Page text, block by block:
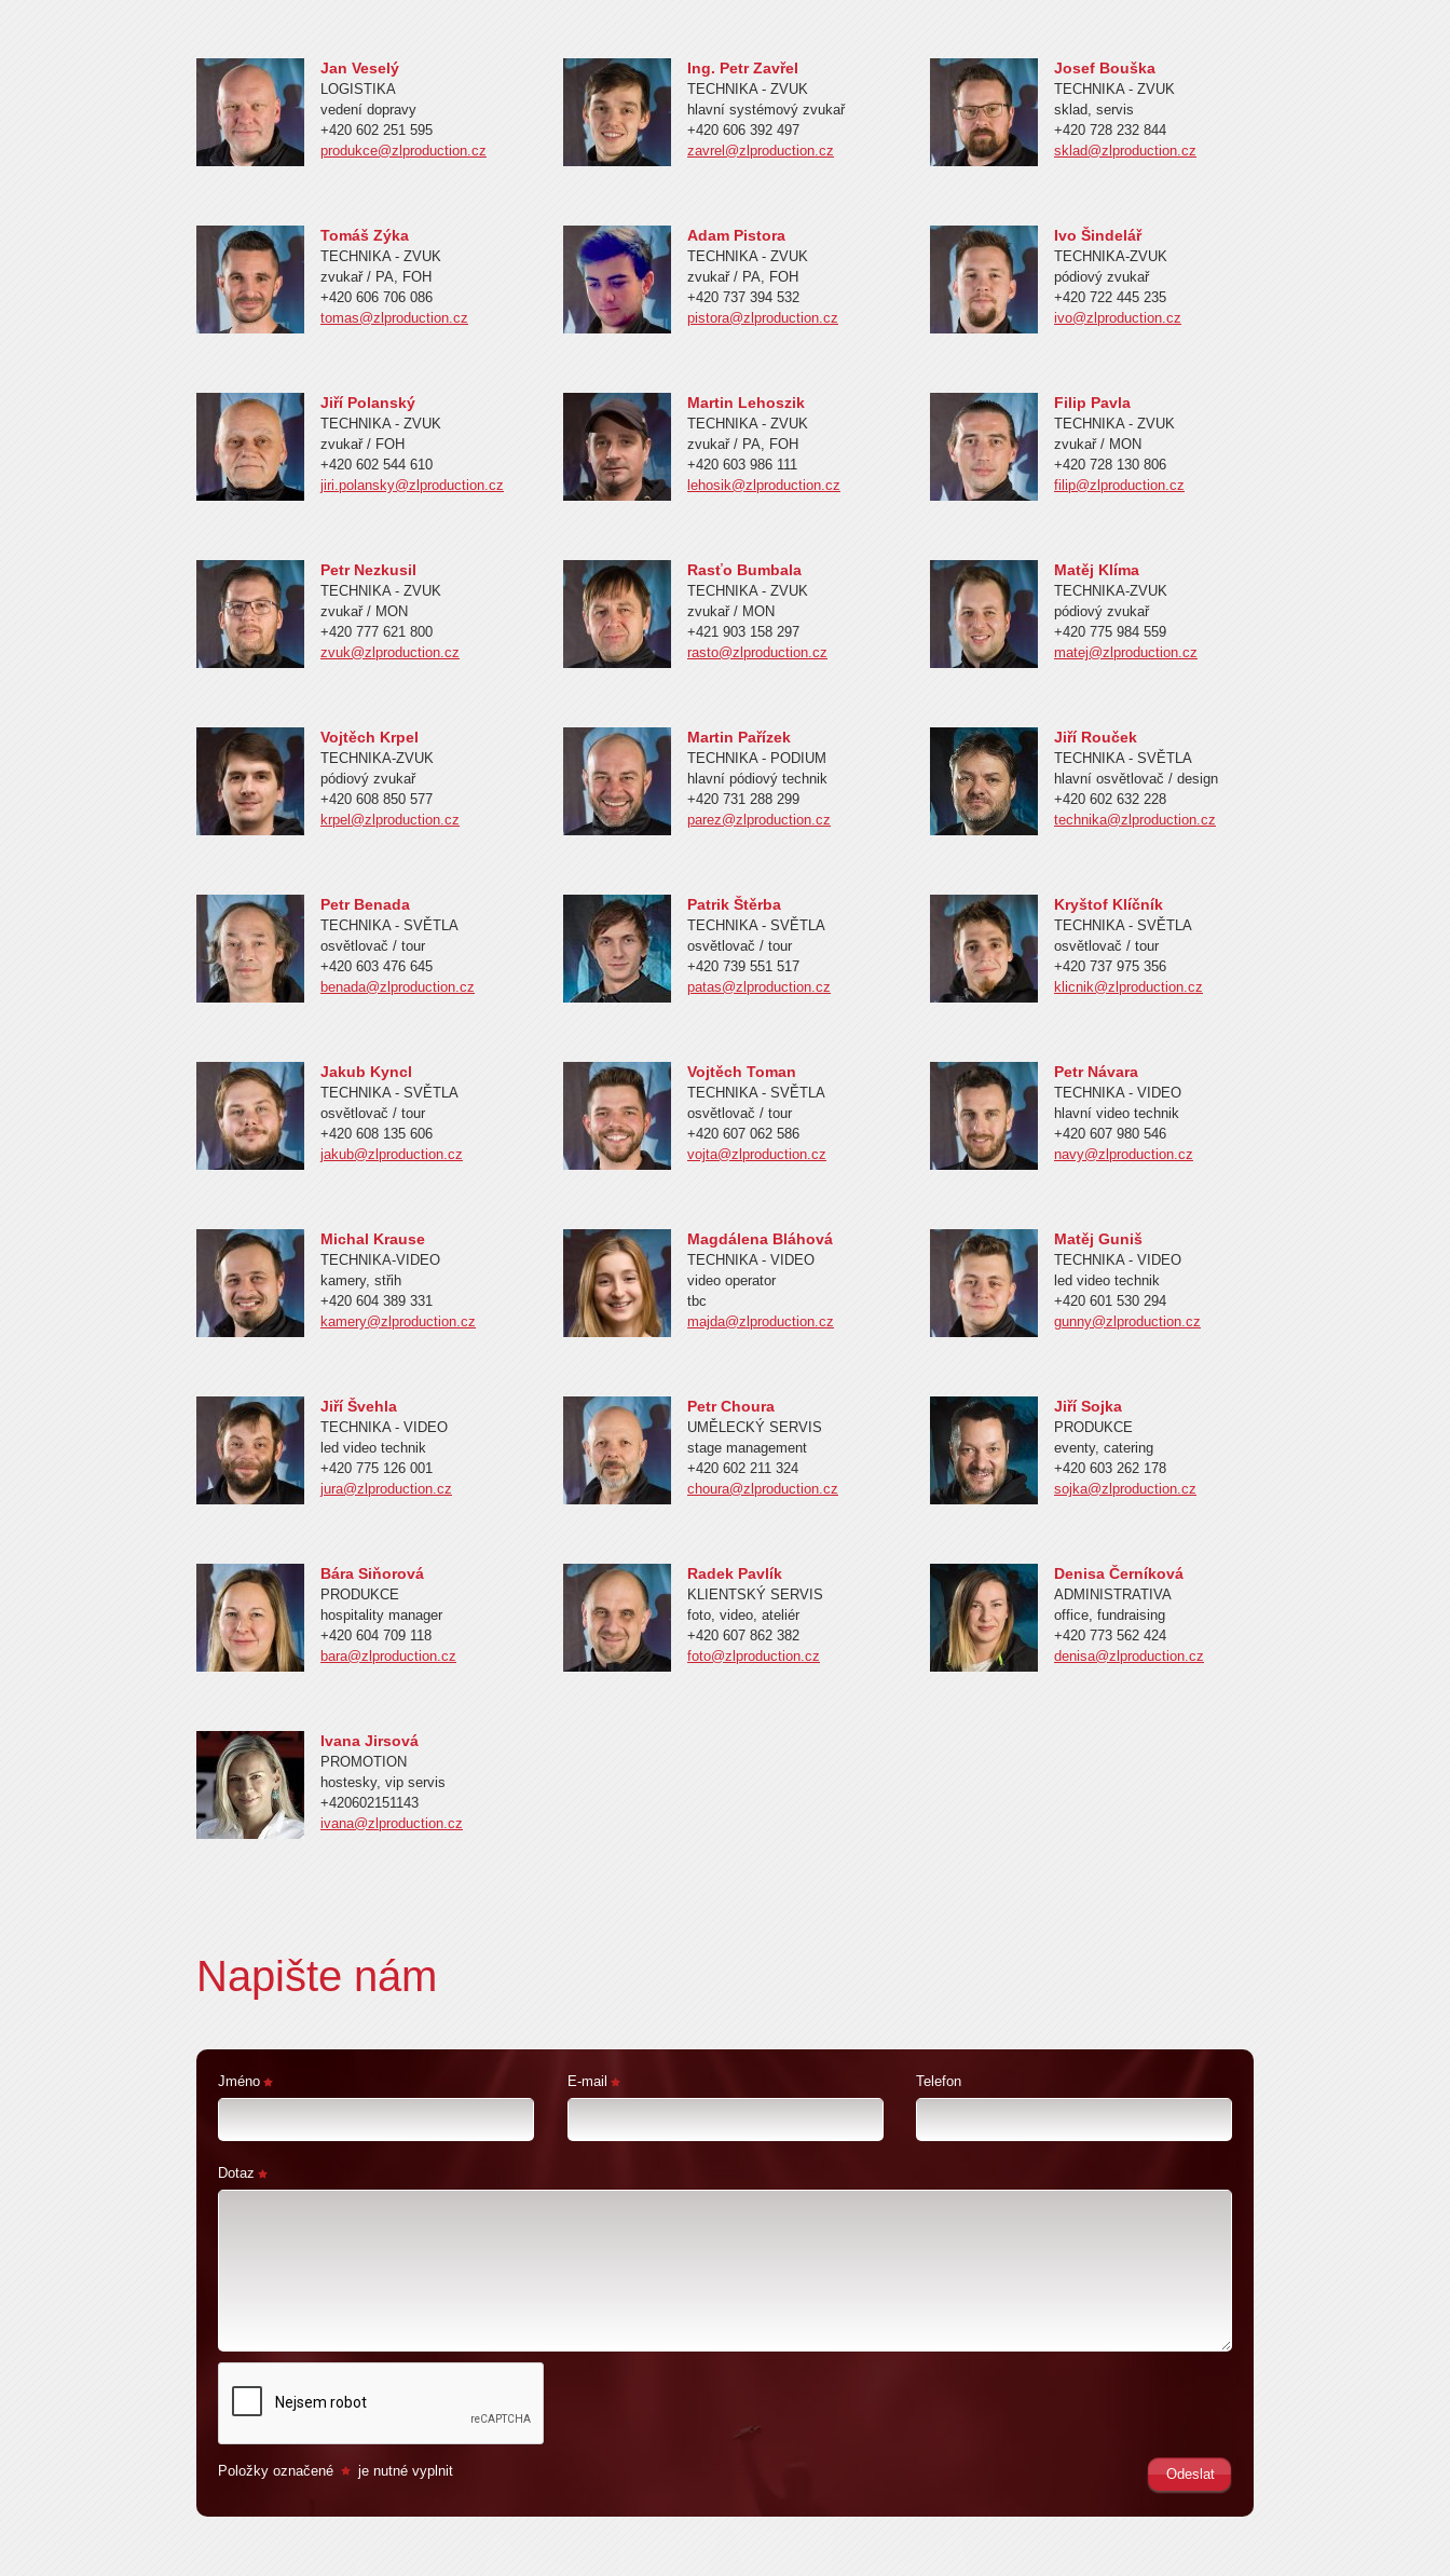
Jan Veselý
LOGISTIKA
vedení dopravy
+420 602 251 595
produkce@zlproduction.cz
Ing. Petr Zavřel
TECHNIKA - ZVUK
hlavní systémový zvukař
+420 606 392 497
zavrel@zlproduction.cz
Josef Bouška
TECHNIKA - ZVUK
sklad, servis
+420 728 232 844
sklad@zlproduction.cz
Tomáš Zýka
TECHNIKA - ZVUK
zvukař / PA, FOH
+420 606 706 086
tomas@zlproduction.cz
Adam Pistora
TECHNIKA - ZVUK
zvukař / PA, FOH
+420 737 394 532
pistora@zlproduction.cz
Ivo Šindelář
TECHNIKA-ZVUK
pódiový zvukař
+420 722 445 235
ivo@zlproduction.cz
Jiří Polanský
TECHNIKA - ZVUK
zvukař / FOH
+420 602 544 610
jiri.polansky@zlproduction.cz
Martin Lehoszik
TECHNIKA - ZVUK
zvukař / PA, FOH
+420 603 986 111
lehosik@zlproduction.cz
Filip Pavla
TECHNIKA - ZVUK
zvukař / MON
+420 728 130 806
filip@zlproduction.cz
Petr Nezkusil
TECHNIKA - ZVUK
zvukař / MON
+420 777 621 800
zvuk@zlproduction.cz
Rasťo Bumbala
TECHNIKA - ZVUK
zvukař / MON
+421 903 158 297
rasto@zlproduction.cz
Matěj Klíma
TECHNIKA-ZVUK
pódiový zvukař
+420 775 984 559
matej@zlproduction.cz
Vojtěch Krpel
TECHNIKA-ZVUK
pódiový zvukař
+420 608 850 577
krpel@zlproduction.cz
Martin Pařízek
TECHNIKA - PODIUM
hlavní pódiový technik
+420 731 288 299
parez@zlproduction.cz
Jiří Rouček
TECHNIKA - SVĚTLA
hlavní osvětlovač / design
+420 602 632 228
technika@zlproduction.cz
Petr Benada
TECHNIKA - SVĚTLA
osvětlovač / tour
+420 603 476 645
benada@zlproduction.cz
Patrik Štěrba
TECHNIKA - SVĚTLA
osvětlovač / tour
+420 739 551 517
patas@zlproduction.cz
Kryštof Klíčník
TECHNIKA - SVĚTLA
osvětlovač / tour
+420 737 975 356
klicnik@zlproduction.cz
Jakub Kyncl
TECHNIKA - SVĚTLA
osvětlovač / tour
+420 608 135 606
jakub@zlproduction.cz
Vojtěch Toman
TECHNIKA - SVĚTLA
osvětlovač / tour
+420 607 062 586
vojta@zlproduction.cz
Petr Návara
TECHNIKA - VIDEO
hlavní video technik
+420 607 980 546
navy@zlproduction.cz
Michal Krause
TECHNIKA-VIDEO
kamery, střih
+420 604 389 331
kamery@zlproduction.cz
Magdálena Bláhová
TECHNIKA - VIDEO
video operator
tbc
majda@zlproduction.cz
Matěj Guniš
TECHNIKA - VIDEO
led video technik
+420 601 530 294
gunny@zlproduction.cz
Jiří Švehla
TECHNIKA - VIDEO
led video technik
+420 775 126 001
jura@zlproduction.cz
Petr Choura
UMĚLECKÝ SERVIS
stage management
+420 602 211 324
choura@zlproduction.cz
Jiří Sojka
PRODUKCE
eventy, catering
+420 603 262 178
sojka@zlproduction.cz
Bára Siňorová
PRODUKCE
hospitality manager
+420 604 709 118
bara@zlproduction.cz
Radek Pavlík
KLIENTSKÝ SERVIS
foto, video, ateliér
+420 607 862 382
foto@zlproduction.cz
Denisa Černíková
ADMINISTRATIVA
office, fundraising
+420 773 562 424
denisa@zlproduction.cz
Ivana Jirsová
PROMOTION
hostesky, vip servis
+420602151143
ivana@zlproduction.cz
Napište nám
Jméno E-mail Telefon
Dotaz
Položky označené je nutné vyplnit